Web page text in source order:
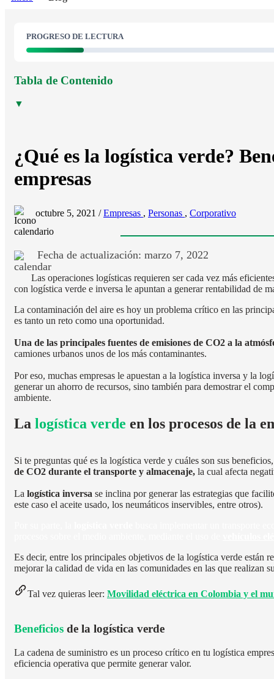
PROGRESO DE LECTURA
Tabla de Contenido
▼
¿Qué es la logística verde?
empresas
octubre 5, 2021 /Empresas , Personas , Corporativo
Fecha de actualización: marzo 7, 2022
Las operaciones logísticas requieren ser cada vez más
con logística verde e inversa le apuntan a generar rentabilidad de
La contaminación del aire es hoy un problema crítico en las
es tanto un reto como una oportunidad.
Una de las principales fuentes de emisiones de CO2 a la
camiones urbanos unos de los más contaminantes.
Por eso, muchas empresas le apuestan a la logística inversa y la
generar un ahorro de recursos, sino también para demostrar el
ambiente.
La logística verde en los procesos de la
Si te preguntas qué es la logística verde y cuáles son sus
de CO2 durante el transporte y almacenaje, la cual afecta
La logística inversa se inclina por generar las estrategias que
este caso el aceite usado, los neumáticos inservibles, entre otros).
Es decir, entre los principales objetivos de la logística verde están
mejorar la calidad de vida en las comunidades en las que realizan
Tal vez quieras leer: Movilidad eléctrica en Colombia y el
Beneficios de la logística verde
La cadena de suministro es un proceso crítico en tu logística
eficiencia operativa que permite generar valor.